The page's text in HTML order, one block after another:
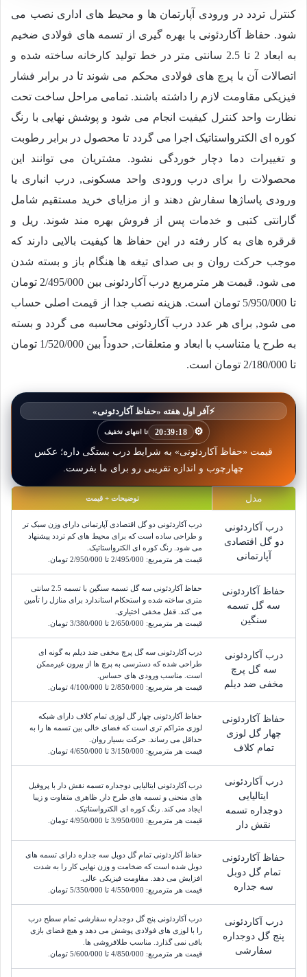
کنترل تردد در ورودی آپارتمان ها و محیط های اداری نصب می
شود. حفاظ آکاردئونی با بهره گیری از تسمه های فولادی ضخیم
به ابعاد 2 تا 2.5 سانتی متر در خط تولید کارخانه ساخته شده و
اتصالات آن با پرچ های فولادی محکم می شوند تا در برابر فشار
فیزیکی مقاومت لازم را داشته باشند. تمامی مراحل ساخت تحت
نظارت واحد کنترل کیفیت انجام می شود و پوشش نهایی با رنگ
کوره ای الکترواستاتیک اجرا می گردد تا محصول در برابر رطوبت
و تغییرات دما دچار خوردگی نشود. مشتریان می توانند این
محصولات را برای درب ورودی واحد مسکونی, درب انباری یا
ورودی پاساژها سفارش دهند و از مزایای خرید مستقیم شامل
گارانتی کتبی و خدمات پس از فروش بهره مند شوند. ریل و
قرقره های به کار رفته در این حفاظ ها کیفیت بالایی دارند که
موجب حرکت روان و بی صدای تیغه ها هنگام باز و بسته شدن
می شود. قیمت هر مترمربع درب آکاردئونی بین 2/495/000 تومان
تا 5/950/000 تومان است. هزینه نصب جدا از قیمت اصلی حساب
می شود, برای هر عدد درب آکاردئونی محاسبه می گردد و بسته
به طرح یا متناسب با ابعاد و متعلقات, حدوداً بین 1/520/000 تومان
تا 2/180/000 تومان است.
⚡آفر اول هفته «حفاظ آکاردئونی»
⚙️
20:39:16 تا انتهای تخفیف
قیمت «حفاظ آکاردئونی» به شرایط درب بستگی داره؛ عکس
چهارچوب و اندازه تقریبی رو برای ما بفرست.
مدل توضیحات + قیمت
درب آکاردئونی
دو گل اقتصادی
آپارتمانی
درب آکاردئونی دو گل اقتصادی آپارتمانی دارای وزن سبک تر
و طراحی ساده است که برای محیط های کم تردد پیشنهاد
می شود. رنگ کوره ای الکترواستاتیک.
قیمت هر مترمربع: 2/495/000 تا 2/950/000 تومان
حفاظ آکاردئونی
سه گل تسمه
سنگین
حفاظ آکاردئونی سه گل تسمه سنگین با تسمه 2.5 سانتی
متری ساخته شده و استحکام استاندارد برای منازل را تأمین
می کند. قفل مخفی اختیاری.
قیمت هر مترمربع: 2/650/000 تا 3/380/000 تومان
درب آکاردئونی
سه گل پرچ
مخفی ضد دیلم
درب آکاردئونی سه گل پرچ مخفی ضد دیلم به گونه ای
طراحی شده که دسترسی به پرچ ها از بیرون غیرممکن
است. مناسب ورودی های حساس.
قیمت هر مترمربع: 2/850/000 تا 4/100/000 تومان
حفاظ آکاردئونی
چهار گل لوزی
تمام کلاف
حفاظ آکاردئونی چهار گل لوزی تمام کلاف دارای شبکه
لوزی متراکم تری است که فضای خالی بین تسمه ها را به
حداقل می رساند. حرکت بسیار روان.
قیمت هر مترمربع: 3/150/000 تا 4/650/000 تومان
درب آکاردئونی
ایتالیایی
دوجداره تسمه
نقش دار
درب آکاردئونی ایتالیایی دوجداره تسمه نقش دار با پروفیل
های منحنی و تسمه های طرح دار, ظاهری متفاوت و زیبا
ایجاد می کند. رنگ کوره ای الکترواستاتیک.
قیمت هر مترمربع: 3/950/000 تا 4/950/000 تومان
حفاظ آکاردئونی
تمام گل دوبل
سه جداره
حفاظ آکاردئونی تمام گل دوبل سه جداره دارای تسمه های
دوبل شده است که ضخامت و وزن نهایی کار را به شدت
افزایش می دهد. مقاومت فیزیکی عالی.
قیمت هر مترمربع: 4/550/000 تا 5/350/000 تومان
درب آکاردئونی
پنج گل دوجداره
سفارشی
درب آکاردئونی پنج گل دوجداره سفارشی تمام سطح درب
را با لوزی های فولادی پوشش می دهد و هیچ فضای بازی
باقی نمی گذارد. مناسب طلافروشی ها.
قیمت هر مترمربع: 4/850/000 تا 5/600/000 تومان